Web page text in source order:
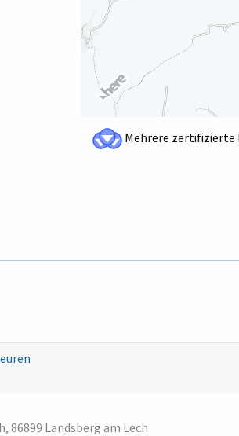
Mehrere zertifizierte
86899 Landsberg am Lech